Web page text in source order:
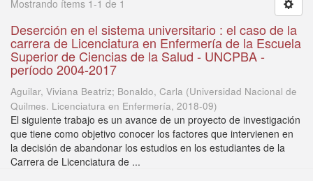
Mostrando ítems 1-1 de 1
Deserción en el sistema universitario : el caso de la
carrera de Licenciatura en Enfermería de la Escuela
Superior de Ciencias de la Salud - UNCPBA -
período 2004-2017
Aguilar, Viviana Beatriz; Bonaldo, Carla (Universidad Nacional de
Quilmes. Licenciatura en Enfermería, 2018-09)
El siguiente trabajo es un avance de un proyecto de investigación
que tiene como objetivo conocer los factores que intervienen en
la decisión de abandonar los estudios en los estudiantes de la
Carrera de Licenciatura de ...